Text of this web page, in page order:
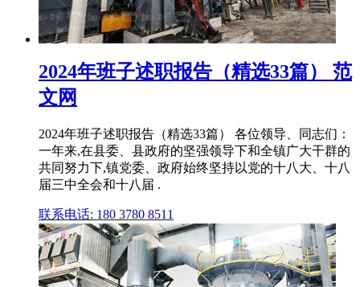
2024年班子述职报告（精选33篇） 范
文网
2024年班子述职报告（精选33篇） 各位领导、同志们：
一年来,在县委、县政府的坚强领导下和全镇广大干群的
共同努力下,镇党委、政府始终坚持以党的十八大、十八
届三中全会和十八届 .
联系电话: 180 3780 8511